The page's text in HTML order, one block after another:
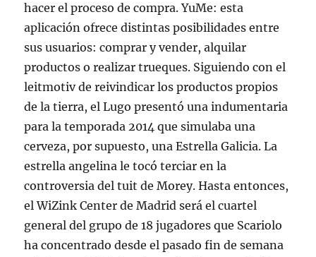
hacer el proceso de compra. YuMe: esta
aplicación ofrece distintas posibilidades entre
sus usuarios: comprar y vender, alquilar
productos o realizar trueques. Siguiendo con el
leitmotiv de reivindicar los productos propios
de la tierra, el Lugo presentó una indumentaria
para la temporada 2014 que simulaba una
cerveza, por supuesto, una Estrella Galicia. La
estrella angelina le tocó terciar en la
controversia del tuit de Morey. Hasta entonces,
el WiZink Center de Madrid será el cuartel
general del grupo de 18 jugadores que Scariolo
ha concentrado desde el pasado fin de semana